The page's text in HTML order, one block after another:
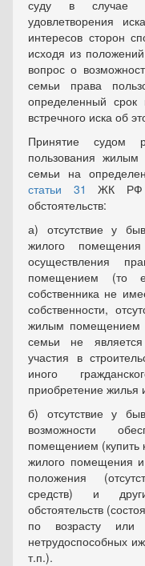
суду в случае
удовлетворения
интересов сторон
исходя из положений
вопрос о
семьи права
определенный
встречного иска об
Принятие судом
пользования
семьи на
статьи 31
ЖК РФ
обстоятельств:
а) отсутствие у
жилого
осуществления
помещением (то
собственника не
собственности,
жилым помещением
семьи не является
участия в
иного
приобретение жилья
б) отсутствие у
возможности
помещением (купить
жилого помещения
положения
средств) и
обстоятельств
по возрасту или
нетрудоспособных
т.п.).